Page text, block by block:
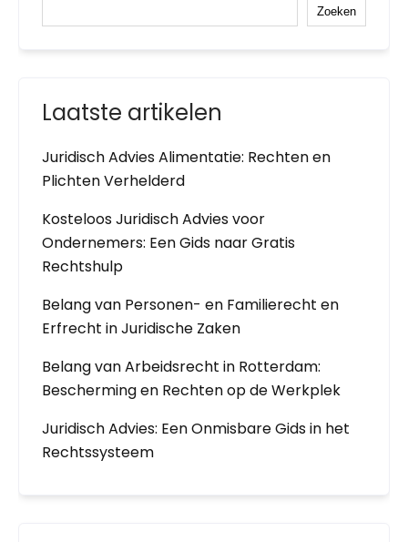
Zoeken
Laatste artikelen
Juridisch Advies Alimentatie: Rechten en
Plichten Verhelderd
Kosteloos Juridisch Advies voor
Ondernemers: Een Gids naar Gratis
Rechtshulp
Belang van Personen- en Familierecht en
Erfrecht in Juridische Zaken
Belang van Arbeidsrecht in Rotterdam:
Bescherming en Rechten op de Werkplek
Juridisch Advies: Een Onmisbare Gids in het
Rechtssysteem